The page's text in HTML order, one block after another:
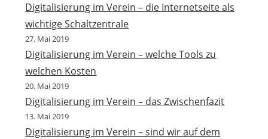
Digitalisierung im Verein – die Internetseite als
wichtige Schaltzentrale
27. Mai 2019
Digitalisierung im Verein – welche Tools zu
welchen Kosten
20. Mai 2019
Digitalisierung im Verein – das Zwischenfazit
13. Mai 2019
Digitalisierung im Verein – sind wir auf dem